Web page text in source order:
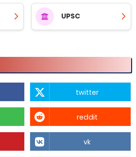
UPSC
twitter
reddit
vk